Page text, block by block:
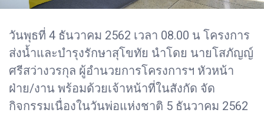
วันพุธที่ 4 ธันวาคม 2562 เวลา 08.00 น โครงการ
ส่งน้ำและบำรุงรักษาสุโขทัย นำโดย นายโสภัญญ์
ศรีสว่างวรกุล ผู้อำนวยการโครงการฯ หัวหน้า
ฝ่าย/งาน พร้อมด้วยเจ้าหน้าที่ในสังกัด จัด
กิจกรรมเนื่องในวันพ่อแห่งชาติ 5 ธันวาคม 2562